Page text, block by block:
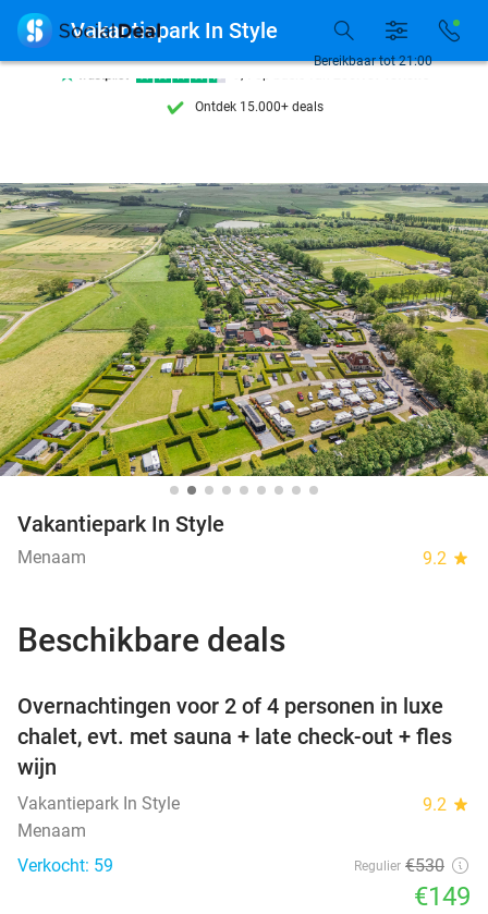
Ontdek 15.000+ deals
10+ miljoen leden
9,4 op basis van206.187 reviews
Ontdek 15.000+ deals
7 dagen per week beschikbaar
10+ miljoen leden
Bereikbaar tot 21:00
 Vakantiepark In Style
Vakantiepark In Style
Menaam 9.2 star
Beschikbare deals
Overnachtingen voor 2 of 4 personen in luxe
chalet, evt. met sauna + late check-out + fles
wijn
Vakantiepark In Style 9.2 star
Menaam
Verkocht: 59
Regulier €530
€149